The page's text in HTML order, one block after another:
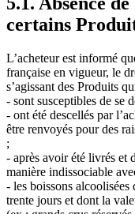
certains
L’acheteur est informé
française en vigueur, le
s’agissant des Produits
- sont susceptibles de se
- ont été descellés par
être renvoyés pour des
;
- après avoir été livrés et
manière indissociable
- les boissons
trente jours et dont la